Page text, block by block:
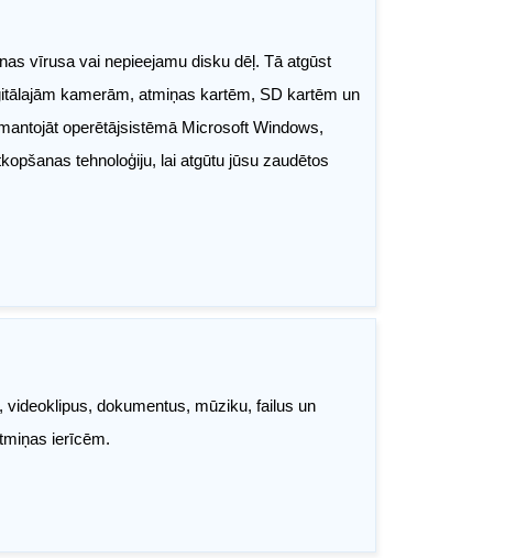
vīrusa vai nepieejamu disku dēļ. Tā atgūst
kamerām, atmiņas kartēm, SD kartēm un
operētājsistēmā Microsoft Windows,
tehnoloģiju, lai atgūtu jūsu zaudētos
dokumentus, mūziku, failus un
ierīcēm.